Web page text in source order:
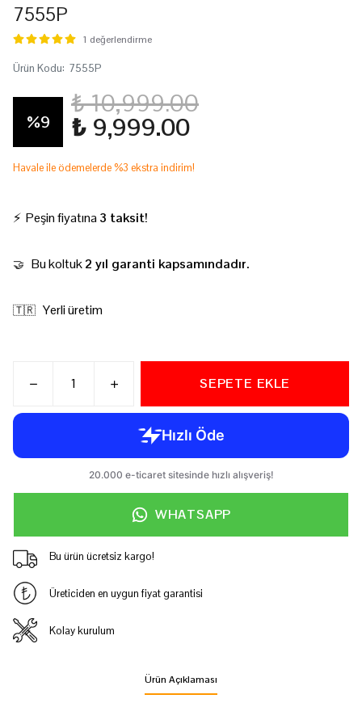
7555P
1 değerlendirme
Ürün Kodu: 7555P
%9
₺ 10,999.00
₺ 9,999.00
Havale ile ödemelerde %3 ekstra indirim!
⚡ Peşin fiyatına 3 taksit!
🤝 Bu koltuk2 yıl garanti kapsamındadır.
🇹🇷 Yerli üretim
SEPETE EKLE
WHATSAPP
Bu ürün ücretsiz kargo!
Üreticiden en uygun fiyat garantisi
Kolay kurulum
Ürün Açıklaması